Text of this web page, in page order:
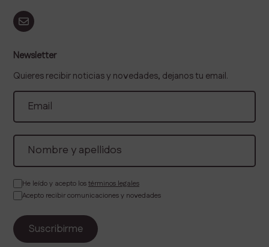
Newsletter
Quieres recibir noticias y novedades, dejanos tu email.
He leído y acepto lostérminos legales
Acepto recibir comunicaciones y novedades